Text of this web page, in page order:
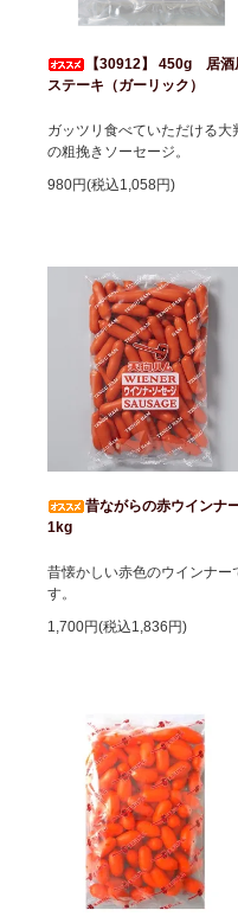
【30912】 450g 居酒
ステーキ（ガーリック）
ガッツリ食べていただける大
の粗挽きソーセージ。
980円(税込1,058円)
昔ながらの赤ウインナ
1kg
昔懐かしい赤色のウインナー
す。
1,700円(税込1,836円)